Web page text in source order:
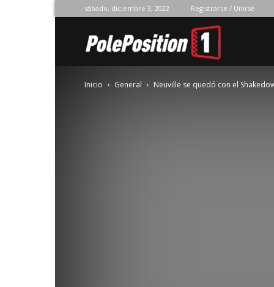
sábado, diciembre 3, 2022 Registrarse / Unirse
Position
Inicio General Neuville se quedó con el